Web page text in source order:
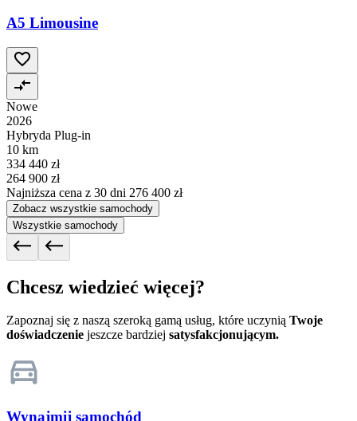
A5 Limousine
Nowe
2026
Hybryda Plug-in
10 km
334 440 zł
264 900 zł
Najniższa cena z 30 dni 276 400 zł
Zobacz wszystkie samochody
Wszystkie samochody
Chcesz wiedzieć więcej?
Zapoznaj się z naszą szeroką gamą usług, które uczynią Twoje
doświadczenie jeszcze bardziej satysfakcjonującym.
Wynajmij samochód